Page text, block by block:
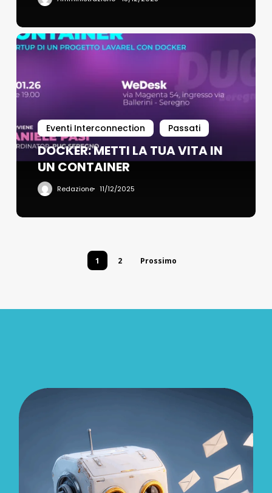
Eventi Interconnection Passati
DOCKER: METTI LA TUA VITA IN
UN CONTAINER
Redazione 11/12/2025
1 2 Prossimo